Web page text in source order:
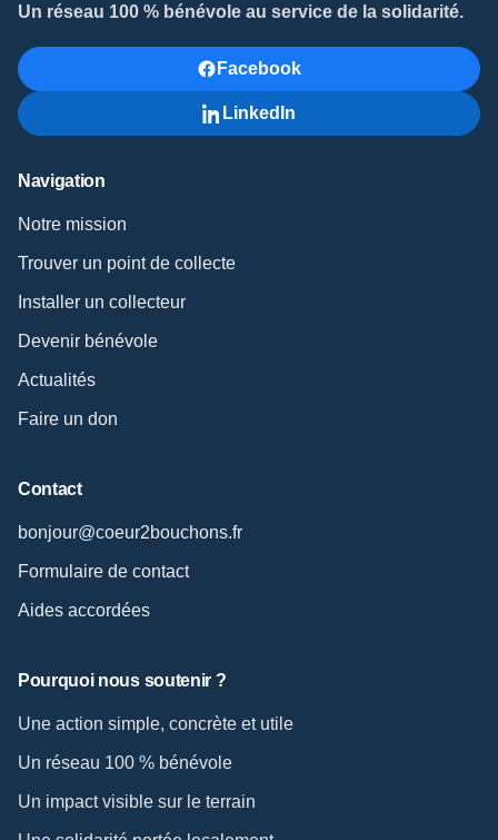
Un réseau 100 % bénévole au service de la solidarité.
Facebook
LinkedIn
Navigation
Notre mission
Trouver un point de collecte
Installer un collecteur
Devenir bénévole
Actualités
Faire un don
Contact
bonjour@coeur2bouchons.fr
Formulaire de contact
Aides accordées
Pourquoi nous soutenir ?
Une action simple, concrète et utile
Un réseau 100 % bénévole
Un impact visible sur le terrain